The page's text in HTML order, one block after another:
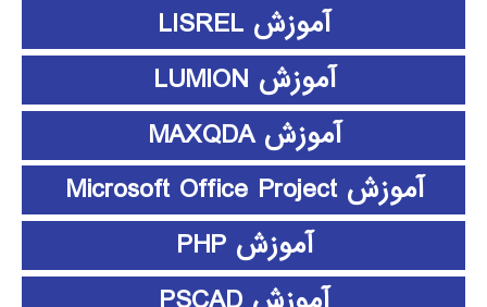
آموزش LISREL
آموزش LUMION
آموزش MAXQDA
آموزش Microsoft Office Project
آموزش PHP